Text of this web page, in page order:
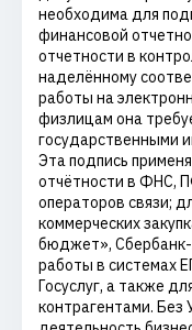
необходима для
финансовой
отчетности в
наделённому
работы на
физлицам она
государственными
Эта подпись
отчётности в ФНС,
операторов связи;
коммерческих
бюджет»,
работы в системах
Госуслуг, а также
контрагентами.